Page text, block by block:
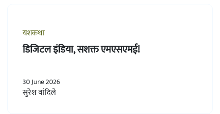
यशकथा
डिजिटल इंडिया, सशक्त एमएसएमई!
30 June 2026
सुरेश वांदिले